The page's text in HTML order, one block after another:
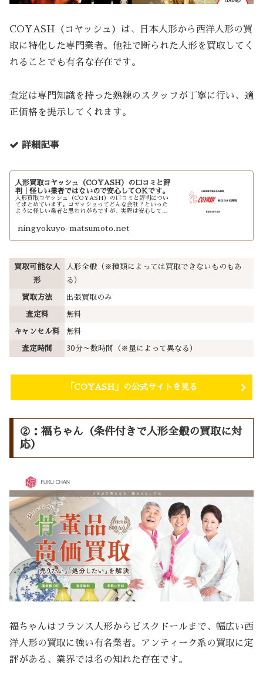
COYASH（コヤッシュ）は、日本人形から西洋人形の買
取に特化した専門業者。他社で断られた人形を買取してく
れることでも有名な存在です。
査定は専門知識を持った熟練のスタッフが丁寧に行い、適
正価格を提示してくれます。
詳細記事
人形買取コヤッシュ（COYASH）の口コミと評
判｜怪しい業者ではないので安心してOKです。
人形買取コヤッシュ（COYASH）の口コミと評判につい
てまとめています。コヤッシュってどんな会社？といった
ように怪しい業者と思われがちですが、実際は安心して利
の買取におすすめといえます。
ningyokuyo-matsumoto.net
買取可能な人
形
人形全般（※種類によっては買取できないものもあ
る）
買取方法 出張買取のみ
査定料 無料
キャンセル料 無料
査定時間 30分～数時間（※量によって異なる）
「COYASH」の公式サイトを見る
②：福ちゃん（条件付きで人形全般の買取に対
応）
福ちゃんはフランス人形からビスクドールまで、幅広い西
洋人形の買取に強い有名業者。アンティーク系の買取に定
評がある、業界では名の知れた存在です。